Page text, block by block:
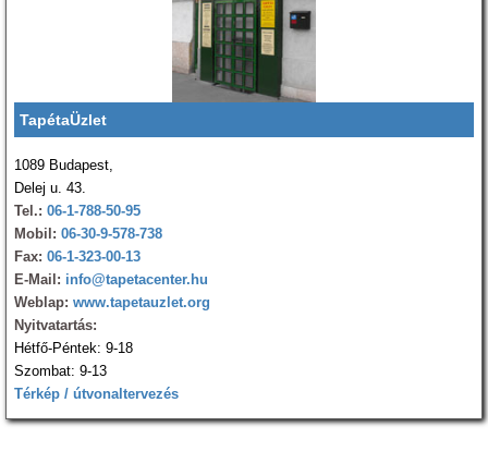
TapétaÜzlet
1089 Budapest,
Delej u. 43.
Tel.: 06-1-788-50-95
Mobil: 06-30-9-578-738
Fax: 06-1-323-00-13
E-Mail: info@tapetacenter.hu
Weblap: www.tapetauzlet.org
Nyitvatartás:
Hétfő-Péntek: 9-18
Szombat: 9-13
Térkép / útvonaltervezés